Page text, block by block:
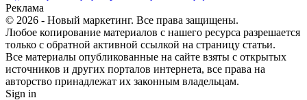
Реклама
© 2026 - Новый маркетинг. Все права защищены.
Любое копирование материалов с нашего ресурса разрешается
только с обратной активной ссылкой на страницу статьи.
Все материалы опубликованные на сайте взяты с открытых
источников и других порталов интернета, все права на
авторство принадлежат их законным владельцам.
Sign in